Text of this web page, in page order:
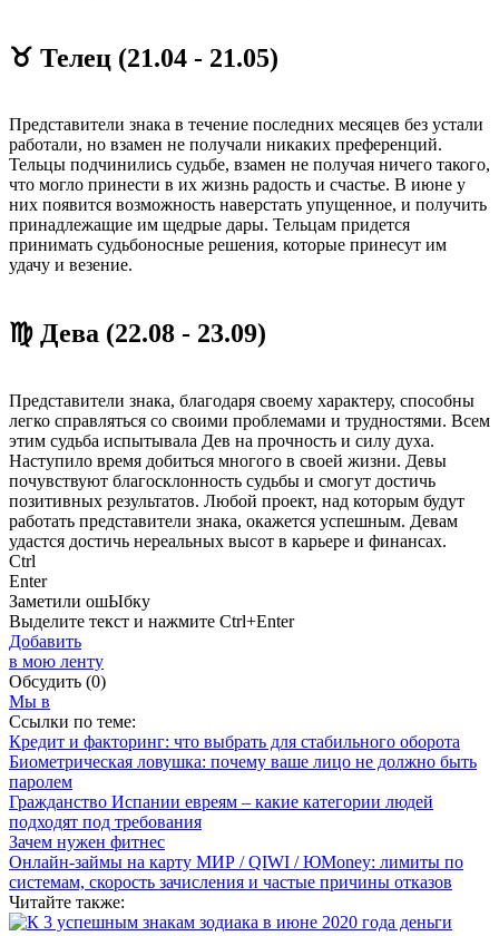
♉ Телец (21.04 - 21.05)
Представители знака в течение последних месяцев без устали
работали, но взамен не получали никаких преференций.
Тельцы подчинились судьбе, взамен не получая ничего такого,
что могло принести в их жизнь радость и счастье. В июне у
них появится возможность наверстать упущенное, и получить
принадлежащие им щедрые дары. Тельцам придется
принимать судьбоносные решения, которые принесут им
удачу и везение.
♍ Дева (22.08 - 23.09)
Представители знака, благодаря своему характеру, способны
легко справляться со своими проблемами и трудностями. Всем
этим судьба испытывала Дев на прочность и силу духа.
Наступило время добиться многого в своей жизни. Девы
почувствуют благосклонность судьбы и смогут достичь
позитивных результатов. Любой проект, над которым будут
работать представители знака, окажется успешным. Девам
удастся достичь нереальных высот в карьере и финансах.
Ctrl
Enter
Заметили ошЫбку
Выделите текст и нажмите Ctrl+Enter
Добавить
в мою ленту
Обсудить (0)
Мы в
Ссылки по теме:
Кредит и факторинг: что выбрать для стабильного оборота
Биометрическая ловушка: почему ваше лицо не должно быть
паролем
Гражданство Испании евреям – какие категории людей
подходят под требования
Зачем нужен фитнес
Онлайн-займы на карту МИР / QIWI / ЮMoney: лимиты по
системам, скорость зачисления и частые причины отказов
Читайте также: